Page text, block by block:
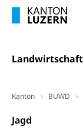
Kanton BUWD
Jagd
Archive und
Museen,